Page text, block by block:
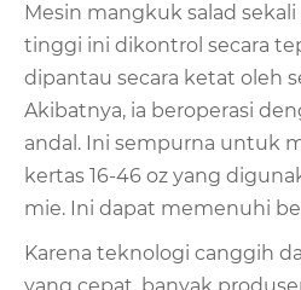
Mesin mangkuk salad
tinggi ini dikontrol secara
dipantau secara ketat oleh
Akibatnya, ia beroperasi
andal. Ini sempurna untuk
kertas 16-46 oz yang
mie. Ini dapat memenuhi
Karena teknologi canggih